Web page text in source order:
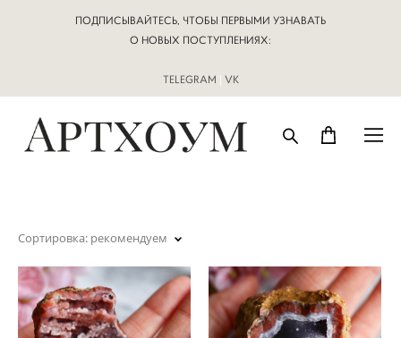
ПОДПИСЫВАЙТЕСЬ, ЧТОБЫ ПЕРВЫМИ УЗНАВАТЬ
О НОВЫХ ПОСТУПЛЕНИЯХ:
TELEGRAM | VK
Сортировка: рекомендуем